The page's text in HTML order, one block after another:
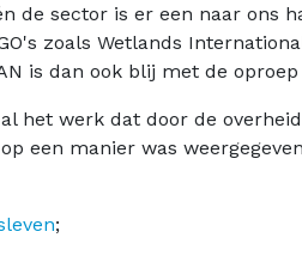
sector is er een naar ons
zoals Wetlands
is dan ook blij met de
het werk dat door de
een manier was
;